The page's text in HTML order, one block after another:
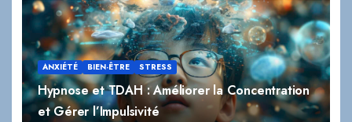
ANXIÉTÉ BIEN-ÊTRE STRESS
Hypnose et TDAH : Améliorer la Concentration
et Gérer l’Impulsivité